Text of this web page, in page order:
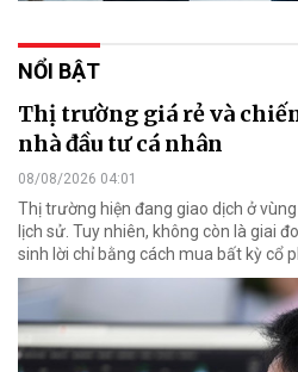
NỔI BẬT
Thị trường giá rẻ và
nhà đầu tư cá nhân
08/08/2026 04:01
Thị trường hiện đang giao dịch ở
lịch sử. Tuy nhiên, không còn là giai
sinh lời chỉ bằng cách mua bất kỳ cổ